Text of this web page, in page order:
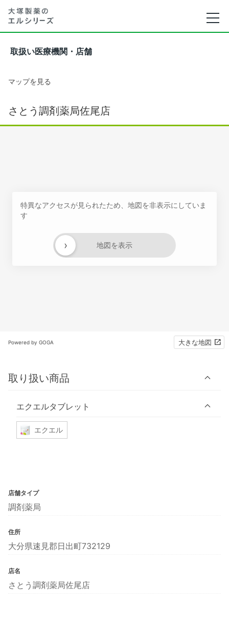
取扱い医療機関・店舗
マップを見る
さとう調剤薬局佐尾店
特異なアクセスが見られたため、地図を非表示にしていま
す
地図を表示
›
Powered by GOGA 大きな地図
取り扱い商品
エクエルタブレット
エクエル
店舗タイプ
調剤薬局
住所
大分県速見郡日出町732129
店名
さとう調剤薬局佐尾店